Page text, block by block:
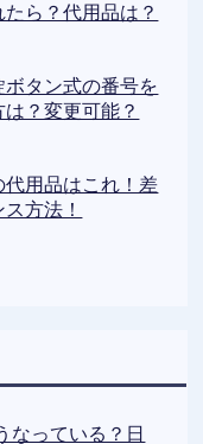
ら？代用品は？
タン式の番号を
？変更可能？
用品はこれ！差
方法！
なっている？日